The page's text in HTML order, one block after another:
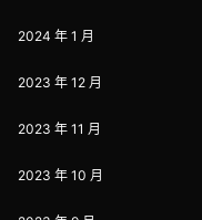
2024 年 1 月
2023 年 12 月
2023 年 11 月
2023 年 10 月